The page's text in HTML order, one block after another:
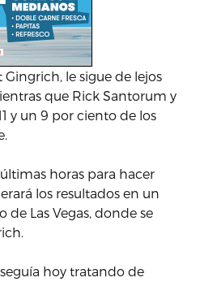
le sigue de lejos
que Rick Santorum y
y un 9 por ciento de los
horas para hacer
los resultados en un
Las Vegas, donde se
hoy tratando de